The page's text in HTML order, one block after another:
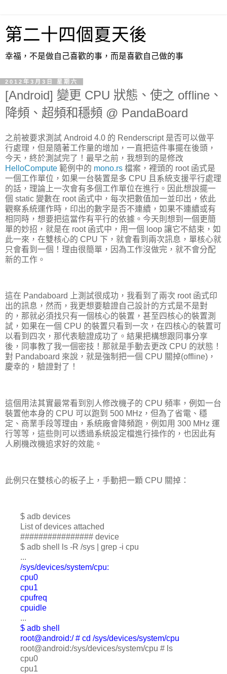
第二十四個夏天後
幸福，不是做自己喜歡的事，而是喜歡自己做的事
2012年3月3日 星期六
[Android] 變更 CPU 狀態、使之 offline、
降頻、超頻和穩頻 @ PandaBoard
之前被要求測試 Android 4.0 的 Renderscript 是否可以做平
行處理，但是隨著工作量的增加，一直把這件事擺在後頭，
今天，終於測試完了！最早之前，我想到的是修改
HelloCompute 範例中的 mono.rs 檔案，裡頭的 root 函式是
一個工作單位，如果一台裝置是多 CPU 且系統支援平行處理
的話，理論上一次會有多個工作單位在進行。因此想說擺一
個 static 變數在 root 函式中，每次把數值加一並印出，依此
觀察系統運作時，印出的數字是否不連續，如果不連續或有
相同時，想要把這當作有平行的依據。今天則想到一個更簡
單的妙招，就是在 root 函式中，用一個 loop 讓它不結束，如
此一來，在雙核心的 CPU 下，就會看到兩次訊息，單核心就
只會看到一個！理由很簡單，因為工作沒做完，就不會分配
新的工作。
這在 Pandaboard 上測試很成功，我看到了兩次 root 函式印
出的訊息，然而，我更想要驗證自己設計的方式是不是對
的，那就必須找只有一個核心的裝置，甚至四核心的裝置測
試，如果在一個 CPU 的裝置只看到一次，在四核心的裝置可
以看到四次，那代表驗證成功了。結果把構想跟同事分享
後，同事教了我一個密技！那就是手動去更改 CPU 的狀態！
對 Pandaboard 來說，就是強制把一個 CPU 關掉(offline)，
慶幸的，驗證對了！
這個用法其實最常看到別人修改機子的 CPU 頻率，例如一台
裝置他本身的 CPU 可以跑到 500 MHz，但為了省電、穩
定、商業手段等理由，系統廠會降頻跑，例如用 300 MHz 運
行等等，這些則可以透過系統設定檔進行操作的，也因此有
人刷機改機追求好的效能。
此例只在雙核心的板子上，手動把一顆 CPU 關掉：
$ adb devices
List of devices attached
################ device
$ adb shell ls -R /sys | grep -i cpu
...
/sys/devices/system/cpu:
cpu0
cpu1
cpufreq
cpuidle
...
$ adb shell
root@android:/ # cd /sys/devices/system/cpu
root@android:/sys/devices/system/cpu # ls
cpu0
cpu1